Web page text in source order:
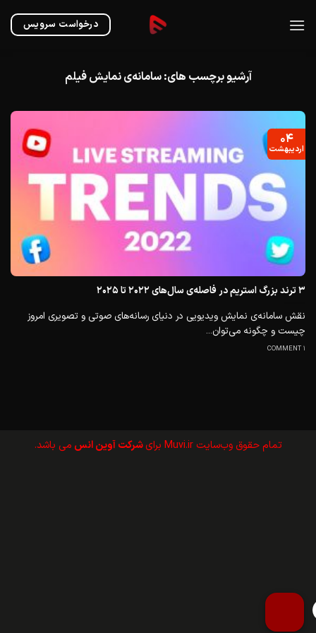
درخواست سرویس
آرشیو برچسب های:سامانه‌ی نمایش فیلم
۳ ترند بزرگ استریم در فاصله‌ی سال‌های ۲۰۲۲ تا ۲۰۲۵
نقش سامانه‌ی نمایش ویدیویی در دنیای رسانه‌های صوتی و تصویری امروز
چیست و چگونه می‌توان...
1 COMMENT
۰۴
اردیبهشت
تمام حقوق وب‌سايت Muvi.ir برای شرکت آوین انس می باشد.